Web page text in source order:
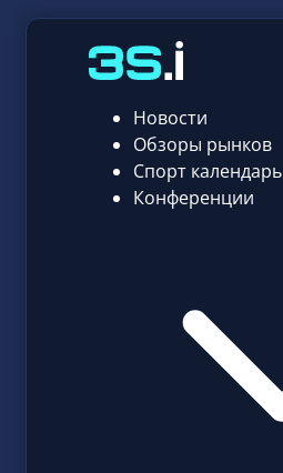
Новости
Обзоры рынков
Спорт календарь
Конференции